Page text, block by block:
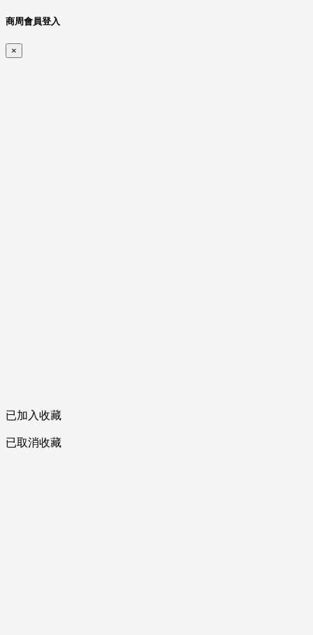
商周會員登入
×
已加入收藏
已取消收藏